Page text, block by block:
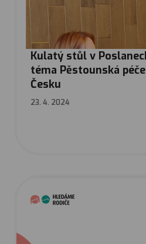
Kulatý stůl v
téma Pěstounská
Česku
23. 4. 2024